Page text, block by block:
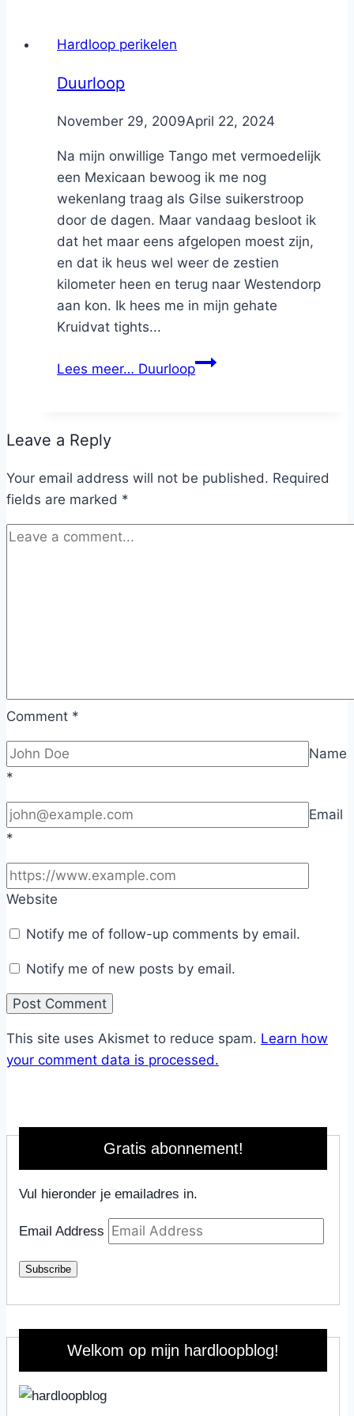
Hardloop perikelen
Duurloop
ByNicole
November 29, 2009April 22, 2024
Na mijn onwillige Tango met vermoedelijk
een Mexicaan bewoog ik me nog
wekenlang traag als Gilse suikerstroop
door de dagen. Maar vandaag besloot ik
dat het maar eens afgelopen moest zijn,
en dat ik heus wel weer de zestien
kilometer heen en terug naar Westendorp
aan kon. Ik hees me in mijn gehate
Kruidvat tights...
Lees meer… Duurloop
Leave a Reply
Your email address will not be published. Required
fields are marked *
Comment *
Name
*
Email
*
Website
Notify me of follow-up comments by email.
Notify me of new posts by email.
This site uses Akismet to reduce spam. Learn how
your comment data is processed.
Gratis abonnement!
Vul hieronder je emailadres in.
Email Address
Subscribe
Welkom op mijn hardloopblog!